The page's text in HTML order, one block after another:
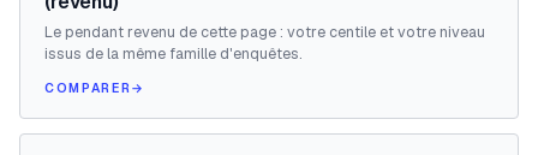
Le pendant revenu de cette page : votre centile et votre niveau
issus de la même famille d'enquêtes.
COMPARER→